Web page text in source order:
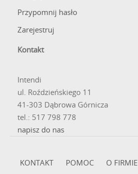
Przypomnij hasło
Zarejestruj
Kontakt
Intendi
ul. Roździeńskiego 11
41-303 Dąbrowa Górnicza
tel.: 517 798 778
napisz do nas
KONTAKT POMOC
O FIRMIE